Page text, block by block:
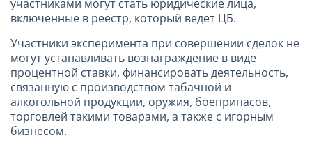
участниками могут стать юридические лица,
включенные в реестр, который ведет ЦБ.
Участники эксперимента при совершении сделок не
могут устанавливать вознаграждение в виде
процентной ставки, финансировать деятельность,
связанную с производством табачной и
алкогольной продукции, оружия, боеприпасов,
торговлей такими товарами, а также с игорным
бизнесом.